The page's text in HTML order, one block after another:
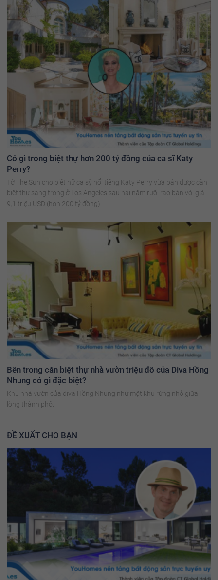
Có gì trong biệt thự hơn 200 tỷ đồng của ca sĩ Katy
Perry?
Tờ The Sun cho biết nữ ca sỹ nổi tiếng Katy Perry vừa bán được căn
biệt thự sang trọng ở Los Angeles sau hai năm rưỡi rao bán với giá
9,1 triệu USD (hơn 200 tỷ đồng).
Bên trong căn biệt thự nhà vườn triệu đô của Diva Hồng
Nhung có gì đặc biệt?
Khu nhà vườn của diva Hồng Nhung như một khu rừng nhỏ giữa
lòng thành phố.
ĐỀ XUẤT CHO BẠN